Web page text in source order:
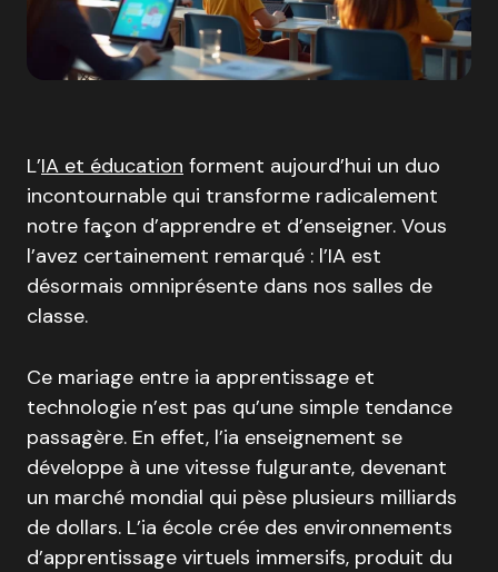
L’IA et éducation forment aujourd’hui un duo
incontournable qui transforme radicalement
notre façon d’apprendre et d’enseigner. Vous
l’avez certainement remarqué : l’IA est
désormais omniprésente dans nos salles de
classe.
Ce mariage entre ia apprentissage et
technologie n’est pas qu’une simple tendance
passagère. En effet, l’ia enseignement se
développe à une vitesse fulgurante, devenant
un marché mondial qui pèse plusieurs milliards
de dollars. L’ia école crée des environnements
d’apprentissage virtuels immersifs, produit du